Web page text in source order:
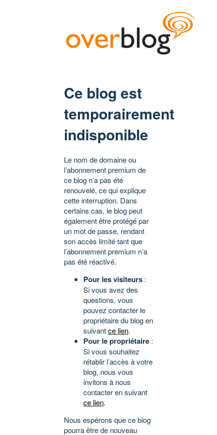
Ce blog est
temporairement
indisponible
Le nom de domaine ou
l’abonnement premium de
ce blog n’a pas été
renouvelé, ce qui explique
cette interruption. Dans
certains cas, le blog peut
également être protégé par
un mot de passe, rendant
son accès limité tant que
l’abonnement premium n’a
pas été réactivé.
Pour les visiteurs :
Si vous avez des
questions, vous
pouvez contacter le
propriétaire du blog en
suivantce lien.
Pour le propriétaire :
Si vous souhaitez
rétablir l’accès à votre
blog, nous vous
invitons à nous
contacter en suivant
ce lien.
Nous espérons que ce blog
pourra être de nouveau